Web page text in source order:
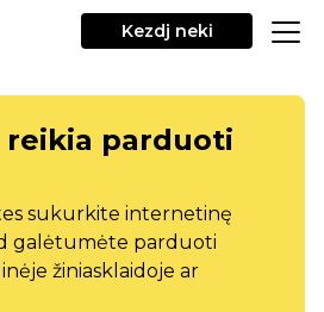
Kezdj neki
reikia parduoti
sukurkite internetinę
galėtumėte parduoti
žiniasklaidoje ar